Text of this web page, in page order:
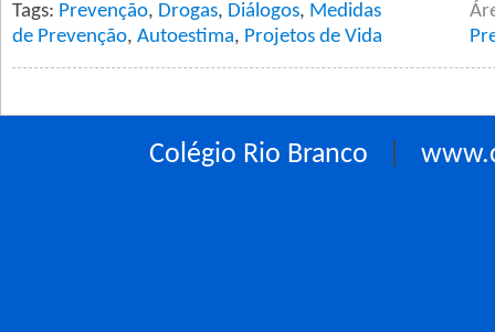
Tags: Prevenção, Drogas, Diálogos, Medidas
de Prevenção, Autoestima, Projetos de Vida
Colégio Rio Branco